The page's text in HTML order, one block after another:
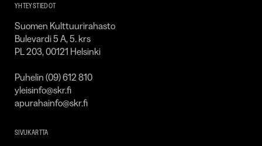
YHTEYSTIEDOT
Suomen Kulttuurirahasto
Bulevardi 5 A, 5. krs
PL 203, 00121 Helsinki
Puhelin (09) 612 810
yleisinfo@skr.fi
apurahainfo@skr.fi
SIVUKARTTA